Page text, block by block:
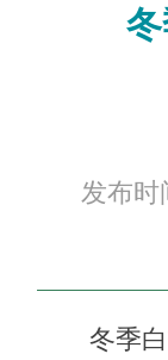
发布时
冬季白